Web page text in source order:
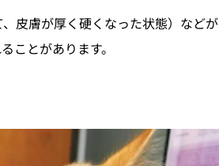
皮膚が厚く硬くなった状態）などが
ことがあります。